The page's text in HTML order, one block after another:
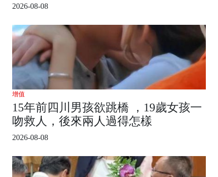
2026-08-08
增值
15年前四川男孩欲跳橋 ，19歲女孩一
吻救人，後來兩人過得怎樣
2026-08-08